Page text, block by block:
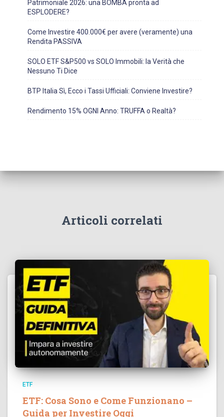
Patrimoniale 2026: una BOMBA pronta ad
ESPLODERE?
Come Investire 400.000€ per avere (veramente) una
Rendita PASSIVA
SOLO ETF S&P500 vs SOLO Immobili: la Verità che
Nessuno Ti Dice
BTP Italia Sì, Ecco i Tassi Ufficiali: Conviene Investire?
Rendimento 15% OGNI Anno: TRUFFA o Realtà?
Articoli correlati
ETF
ETF: Cosa Sono e Come Funzionano –
Guida per Investire Oggi